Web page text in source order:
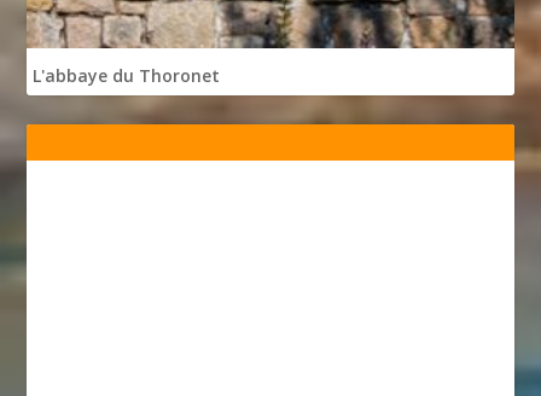
L'abbaye du Thoronet